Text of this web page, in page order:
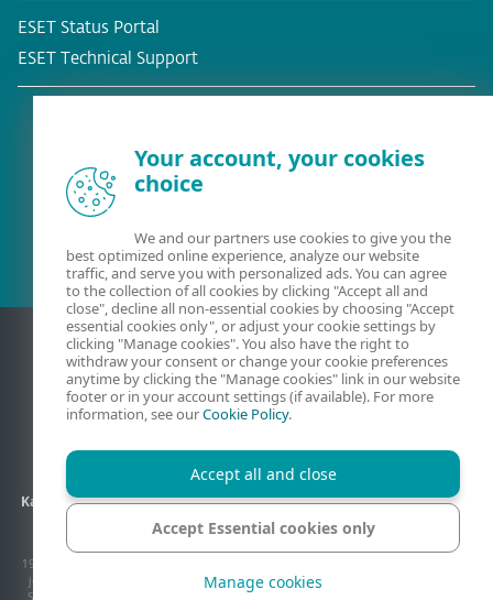
ESET Status Portal
ESET Technical Support
Kapcsolat Adatkezelés ÁSZF Partneroldalak
Oldaltérkép
Sütik kezelése
1992–2026 ESET, spol. s r.o. Minden jog fenntartva. Az itt használt védjegyek, szerzői
jog által védett tartalmak az ESET, spol. s r.o. vagy az ESET Észak-Amerika illetve a
Sicontact Kft márkajegyei vagy védjegyei, illetve szerzői jog vagy egyéb jogszabály
Your account, your cookies
choice
We and our partners use cookies to give you the
best optimized online experience, analyze our website
traffic, and serve you with personalized ads. You can agree
to the collection of all cookies by clicking "Accept all and
close", decline all non-essential cookies by choosing "Accept
essential cookies only", or adjust your cookie settings by
clicking "Manage cookies". You also have the right to
withdraw your consent or change your cookie preferences
anytime by clicking the "Manage cookies" link in our website
footer or in your account settings (if available). For more
information, see ourCookie Policy.
Accept all and close
Accept Essential cookies only
Manage cookies